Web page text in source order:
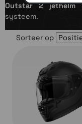
Outstar 2 jethelm
systeem.
Sorteer op